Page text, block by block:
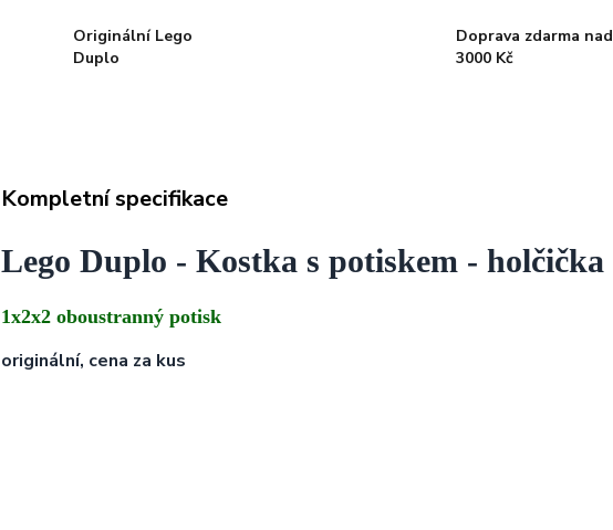
Originální Lego
Duplo
Doprava zdarma nad
3000 Kč
Kompletní specifikace
Lego Duplo - Kostka s potiskem - holčička
1x2x2 oboustranný potisk
originální, cena za kus